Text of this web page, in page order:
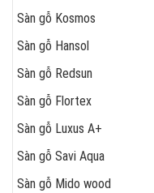
Sàn gỗ Kosmos
Sàn gỗ Hansol
Sàn gỗ Redsun
Sàn gỗ Flortex
Sàn gỗ Luxus A+
Sàn gỗ Savi Aqua
Sàn gỗ Mido wood